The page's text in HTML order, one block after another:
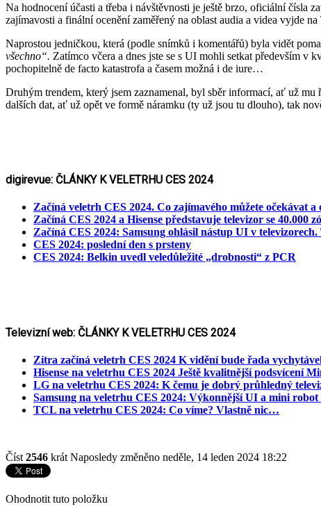
Na hodnocení účasti a třeba i návštěvnosti je ještě brzo, oficiální čísla
zajímavosti a finální ocenění zaměřený na oblast audia a videa vyjde
Naprostou jedničkou, která (podle snímků i komentářů) byla vidět
všechno“. Zatímco včera a dnes jste se s UI mohli setkat především v
pochopitelně de facto katastrofa a časem možná i de iure…
Druhým trendem, který jsem zaznamenal, byl sběr informací, ať už
dalších dat, ať už opět ve formě náramku (ty už jsou tu dlouho), tak
digirevue: ČLÁNKY K VELETRHU CES 2024
Začíná veletrh CES 2024. Co zajímavého můžete očekávat
Začíná CES 2024 a Hisense představuje televizor se
Začíná CES 2024: Samsung ohlásil nástup UI v
CES 2024: poslední den s prsteny
CES 2024: Belkin uvedl veledůležité „drobnosti“ z PCR
Televizní web: ČLÁNKY K VELETRHU CES 2024
Zítra začíná veletrh CES 2024 K vidění bude řada
Hisense na veletrhu CES 2024 Ještě kvalitnější podsvícení
LG na veletrhu CES 2024: K čemu je dobrý průhledný
Samsung na veletrhu CES 2024: Výkonnější UI a mini
TCL na veletrhu CES 2024: Co víme? Vlastně nic…
Číst 2546 krát Naposledy změněno neděle, 14 leden 2024 18:22
Ohodnotit tuto položku